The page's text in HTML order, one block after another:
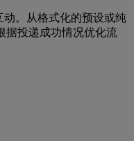
。从格式化的预设或纯
据投递成功情况优化流